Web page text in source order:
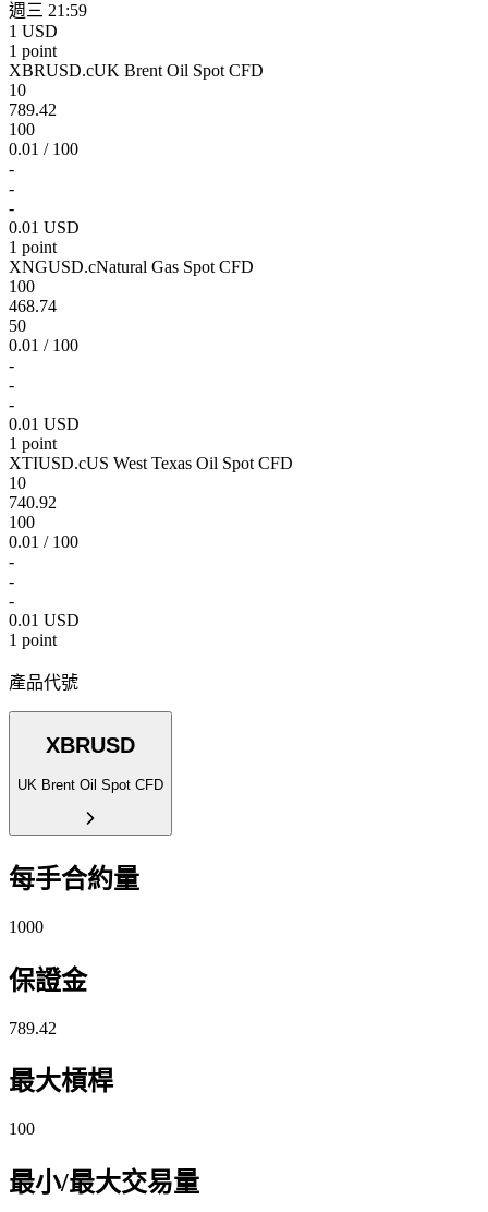
週三 21:59
1 USD
1 point
XBRUSD.cUK Brent Oil Spot CFD
10
789.42
100
0.01 / 100
-
-
-
0.01 USD
1 point
XNGUSD.cNatural Gas Spot CFD
100
468.74
50
0.01 / 100
-
-
-
0.01 USD
1 point
XTIUSD.cUS West Texas Oil Spot CFD
10
740.92
100
0.01 / 100
-
-
-
0.01 USD
1 point
產品代號
XBRUSD
UK Brent Oil Spot CFD
每手合約量
1000
保證金
789.42
最大槓桿
100
最小/最大交易量